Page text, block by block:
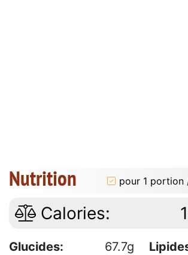
Nutrition pour 1 portion
Calories:
Glucides: 67.7g